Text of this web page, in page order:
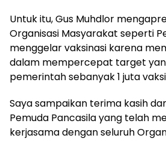
Untuk itu, Gus Muhdlor
Organisasi Masyarakat seperti
menggelar vaksinasi karena
dalam mempercepat target
pemerintah sebanyak 1 juta
Saya sampaikan terima kasih
Pemuda Pancasila yang telah
kerjasama dengan seluruh